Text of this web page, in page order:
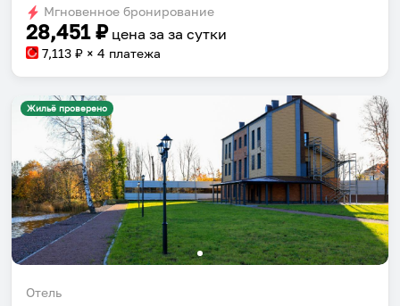
changing
dates.
changing
dates.
Мгновенное бронирование
28,451₽ цена за за сутки
7,113 ₽ × 4 платежа
Жильё проверено
Отель